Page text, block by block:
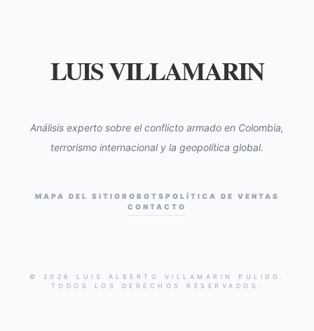
LUIS VILLAMARIN
Análisis experto sobre el conflicto armado en Colombia,
terrorismo internacional y la geopolítica global.
MAPA DEL SITIO ROBOTS POLÍTICA DE VENTAS
CONTACTO
© 2026 LUIS ALBERTO VILLAMARIN PULIDO.
TODOS LOS DERECHOS RESERVADOS.